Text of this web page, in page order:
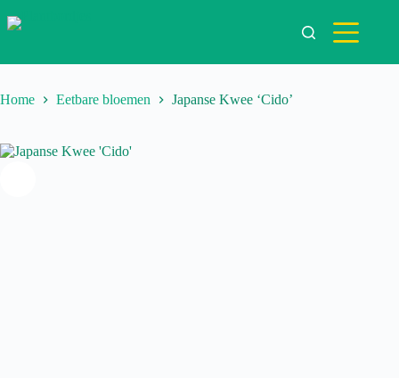
naar
Home Eetbare bloemen Japanse Kwee ‘Cido’